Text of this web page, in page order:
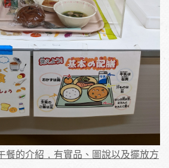
餐的介紹，有實品、圖說以及擺放方